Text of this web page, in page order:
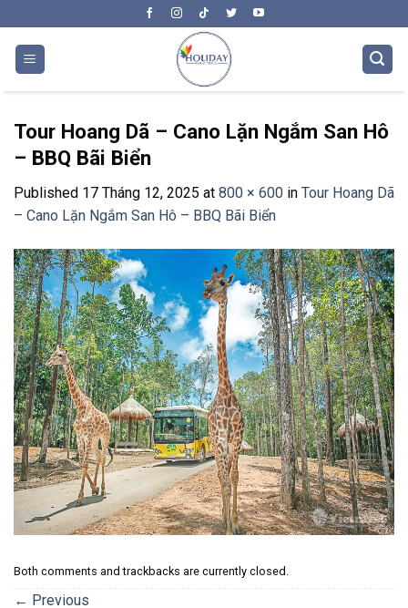
to
content
Tour Hoang Dã – Cano Lặn Ngắm San Hô
– BBQ Bãi Biển
Published 17 Tháng 12, 2025 at 800 × 600 in Tour Hoang Dã
– Cano Lặn Ngắm San Hô – BBQ Bãi Biển
Both comments and trackbacks are currently closed.
← Previous